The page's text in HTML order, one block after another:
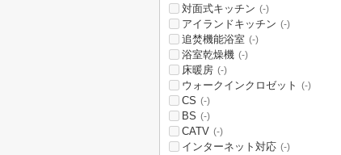
対面式キッチン (-)
アイランドキッチン (-)
追焚機能浴室 (-)
浴室乾燥機 (-)
床暖房 (-)
ウォークインクロゼット (-)
CS (-)
BS (-)
CATV (-)
インターネット対応 (-)